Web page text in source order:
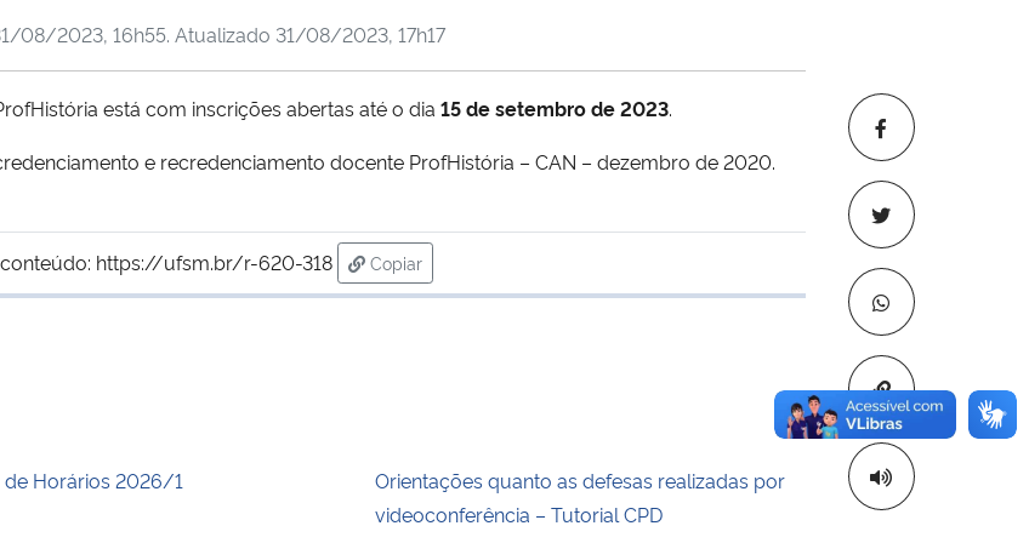
Copiar para
08/2023, 16h55. Atualizado 31/08/2023, 17h17
está com inscrições abertas até o dia 15 de setembro de 2023.
e recredenciamento docente ProfHistória – CAN – dezembro de 2020.
https://ufsm.br/r-620-318
Copiar
para área de transferência
Horários 2026/1
Orientações quanto as defesas realizadas por
videoconferência – Tutorial CPD